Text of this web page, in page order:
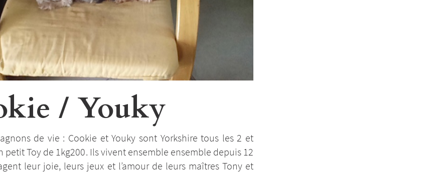
/ Youky
de vie : Cookie et Youky sont Yorkshire tous les 2 et
petit Toy de 1kg200. Ils vivent ensemble ensemble depuis 12
leur joie, leurs jeux et l’amour de leurs maîtres Tony et